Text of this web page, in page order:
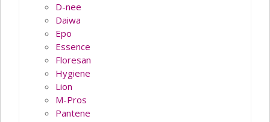
D-nee
Daiwa
Epo
Essence
Floresan
Hygiene
Lion
M-Pros
Pantene